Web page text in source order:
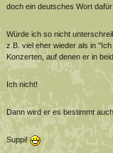
doch ein deutsches Wort
Würde ich so nicht
z.B. viel eher wieder als in
Konzerten, auf denen er in
Ich nicht!
Dann wird er es bestimmt
Suppi!